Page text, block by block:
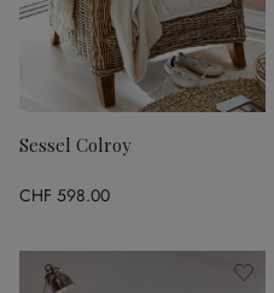
Sessel Colroy
CHF 598.00